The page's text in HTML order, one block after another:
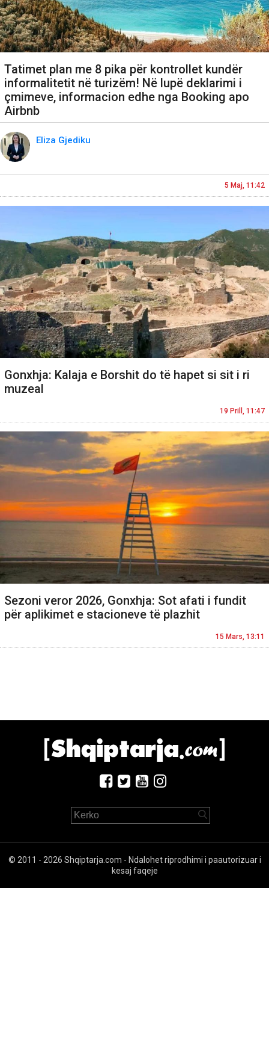
Tatimet plan me 8 pika për kontrollet kundër
informalitetit në turizëm! Në lupë deklarimi i
çmimeve, informacion edhe nga Booking apo
Airbnb
Eliza Gjediku
5 Maj, 11:42
Gonxhja: Kalaja e Borshit do të hapet si sit i ri
muzeal
19 Prill, 11:47
Sezoni veror 2026, Gonxhja: Sot afati i fundit
për aplikimet e stacioneve të plazhit
15 Mars, 13:11
© 2011 - 2026 Shqiptarja.com - Ndalohet riprodhimi i paautorizuar i
kesaj faqeje